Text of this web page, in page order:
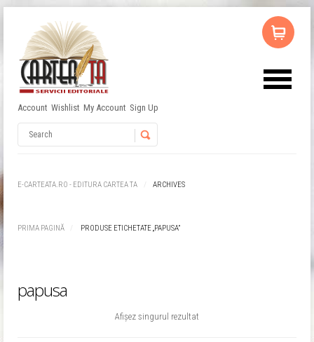
Account Wishlist My Account Sign Up
E-CARTEATA.RO - EDITURA CARTEA TA ARCHIVES
PRIMA PAGINĂ PRODUSE ETICHETATE „PAPUSA”
papusa
Afișez singurul rezultat
Nu ai niciun produs în coș.